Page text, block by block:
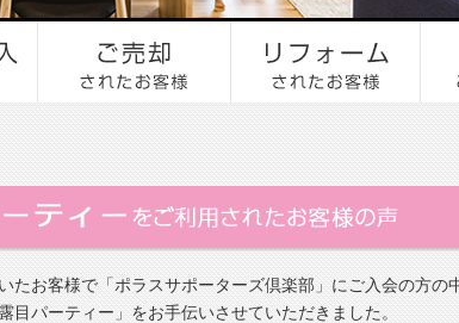
たお客様で「ポラスサポーターズ倶楽部」にご入会の方の
目パーティー」をお手伝いさせていただきました。